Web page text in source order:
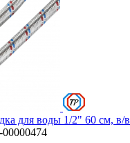
для воды 1/2" 60 см, в/в